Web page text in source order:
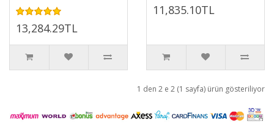
13,284.29TL
11,835.10TL
1 den 2 e 2 (1 sayfa) ürün gösteriliyor